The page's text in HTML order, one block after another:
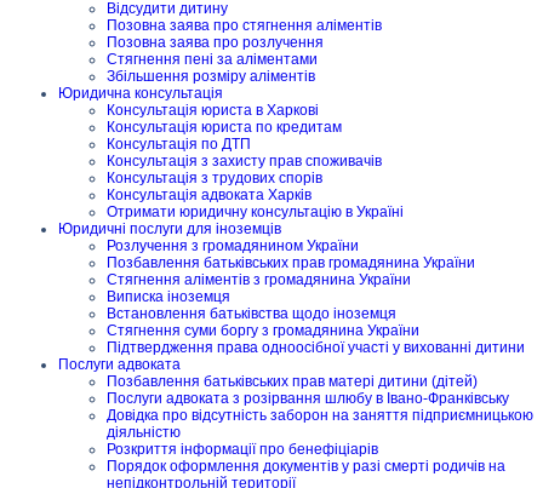
Відсудити дитину
Позовна заява про стягнення аліментів
Позовна заява про розлучення
Стягнення пені за аліментами
Збільшення розміру аліментів
Юридична консультація
Консультація юриста в Харкові
Консультація юриста по кредитам
Консультація по ДТП
Консультація з захисту прав споживачів
Консультація з трудових спорів
Консультація адвоката Харків
Отримати юридичну консультацію в Україні
Юридичні послуги для іноземців
Розлучення з громадянином України
Позбавлення батьківських прав громадянина України
Стягнення аліментів з громадянина України
Виписка іноземця
Встановлення батьківства щодо іноземця
Стягнення суми боргу з громадянина України
Підтвердження права одноосібної участі у вихованні дитини
Послуги адвоката
Позбавлення батьківських прав матері дитини (дітей)
Послуги адвоката з розірвання шлюбу в Івано-Франківську
Довідка про відсутність заборон на заняття підприємницькою
діяльністю
Розкриття інформації про бенефіціарів
Порядок оформлення документів у разі смерті родичів на
непідконтрольній території